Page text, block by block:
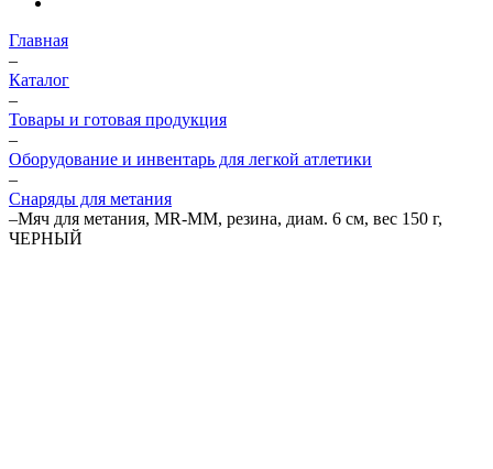
Главная
–
Каталог
–
Товары и готовая продукция
–
Оборудование и инвентарь для легкой атлетики
–
Снаряды для метания
–Мяч для метания, MR-MM, резина, диам. 6 см, вес 150 г,
ЧЕРНЫЙ